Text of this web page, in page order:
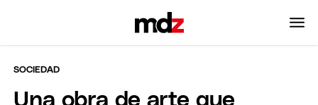
SOCIEDAD
Una obra de arte que